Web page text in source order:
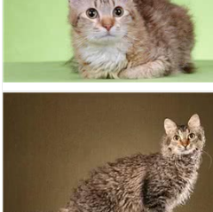
间，当秃头小猫频率在任意养殖的废弃物
增加了，农场的所有者开始寻找关于她异
常的猫的其它信息。她不了解遗传学或饲
养和因而允许猫自由地漫游在谷仓和果树
园中几年。 当她发觉了怎样真实地独特这
来卷曲基因是统治和由男性和女性运载。
这位交配动物者为她在猫展示决定送进的
猫和兴奋是完全无准备的引起的兴趣。所
有者给了猫意味波浪或起波纹的养殖名
月”，有卷发一件充分的外套。 是非常博学
的关于猫，所有者什么都没有接受“突变
体”作为独特和认为更多问题。
在企图未被做有选择性地养殖，但是的以
后10年期间，当秃头小猫频率在任意养殖
的废弃物增加了，农场的所有者开始寻找
她不了解遗传学或饲养和因而允许猫自由
地漫游在谷仓和果树园中几年。 当她发觉
了怎样真实地独特这些猫是，她开始限制
猫和控制饲养。
谷仓猫。 其中一只小猫出生完全地秃头 --
看起来一点不喜欢她的母亲或她的
littermates。当小猫没有头发时，它在仿造
一个经典平纹样式的她的皮肤有大宽间隔
的耳朵和一个图纸样式。 在八个星期之内